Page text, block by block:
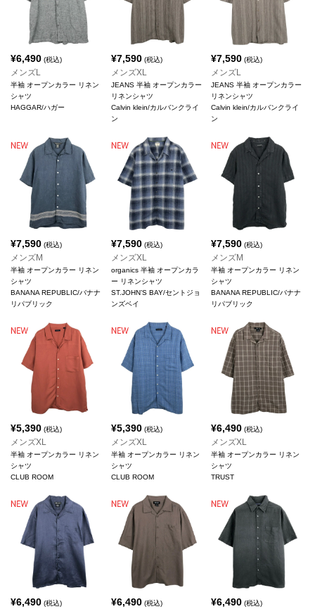
¥6,490 (税込)
メンズL
半袖 オープンカラー リネン
シャツ
HAGGAR/ハガー
¥7,590(税込)
メンズXL
JEANS 半袖 オープンカラー
リネンシャツ
Calvin klein/カルバンクライ
ン
¥7,590 (税込)
メンズL
JEANS 半袖 オープンカラー
リネンシャツ
Calvin klein/カルバンクライ
ン
¥7,590 (税込)
メンズM
半袖 オープンカラー リネン
シャツ
BANANA REPUBLIC/バナナ
リパブリック
¥7,590(税込)
メンズXL
organics 半袖 オープンカラ
ー リネンシャツ
ST.JOHN’S BAY/セントジョ
ンズベイ
¥7,590 (税込)
メンズM
半袖 オープンカラー リネン
シャツ
BANANA REPUBLIC/バナナ
リパブリック
¥5,390 (税込)
メンズXL
半袖 オープンカラー リネン
シャツ
CLUB ROOM
¥5,390(税込)
メンズXL
半袖 オープンカラー リネン
シャツ
CLUB ROOM
¥6,490 (税込)
メンズXL
半袖 オープンカラー リネン
シャツ
TRUST
¥6,490 (税込) ¥6,490(税込) ¥6,490 (税込)